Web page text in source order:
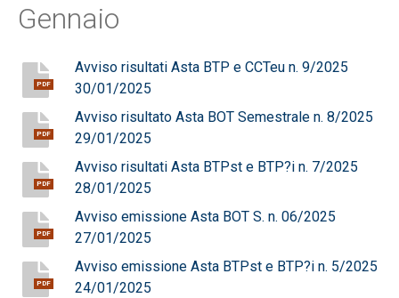
Gennaio
PDF
Avviso risultati Asta BTP e CCTeu n. 9/2025
30/01/2025
PDF
Avviso risultato Asta BOT Semestrale n. 8/2025
29/01/2025
PDF
Avviso risultati Asta BTPst e BTP?i n. 7/2025
28/01/2025
PDF
Avviso emissione Asta BOT S. n. 06/2025
27/01/2025
PDF
Avviso emissione Asta BTPst e BTP?i n. 5/2025
24/01/2025